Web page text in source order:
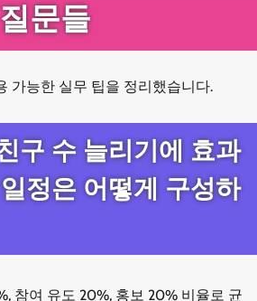
문들
가능한 실무 팁을 정리했습니다.
구 수 늘리기에 효과
정은 어떻게 구성하
참여 유도 20%, 홍보 20% 비율로 균